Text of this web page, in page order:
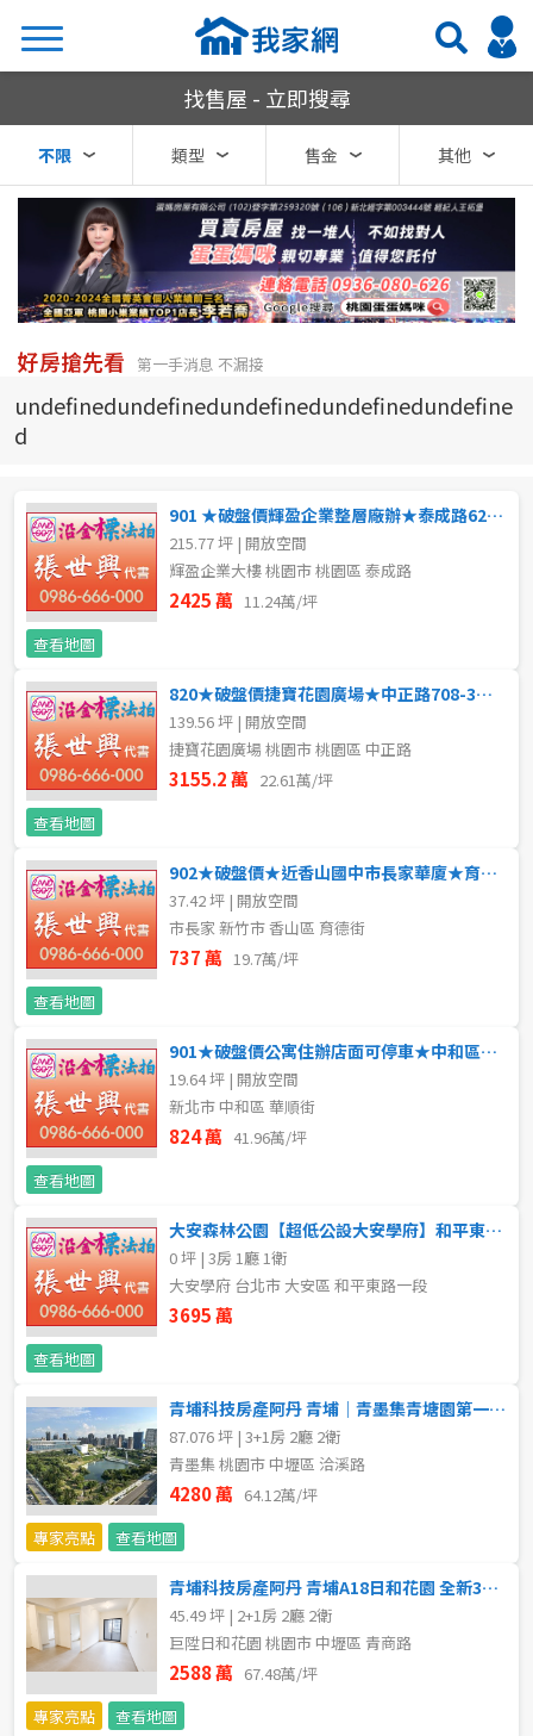
熱門關鍵字
不限
基隆市
新北市
宜蘭縣
新竹市
新竹縣
台中市
彰化縣
南投縣
雲林縣
嘉義市
嘉義縣
高雄市
澎湖縣
台東縣
花蓮縣
金門連江
不限
類型(可複選)
不拘 公寓 電梯大樓 套房
別墅 透天厝 樓中樓
農舍
廠辦 倉庫 土地 其他
坪數
不拘
20~30 坪
40~50 坪
60~70 坪
80坪以上
~
樓層
不拘
地下室
1樓
3樓 4樓
5~10樓 11~20樓
21樓以上
我家網房屋買賣
找售屋 - 立即搜尋
不限 類型 售金 其他
好房搶先看 第一手消息 不漏接
undefinedundefinedundefinedundefinedundefine
d
901 ★破盤價輝盈企業整層廠辦★泰成路62巷33-3號4樓
215.77 坪 | 開放空間
輝盈企業大樓 桃園市 桃園區 泰成路
2425 萬 11.24萬/坪
查看地圖
820★破盤價捷寶花園廣場★中正路708-3號11,12樓
139.56 坪 | 開放空間
捷寶花園廣場 桃園市 桃園區 中正路
3155.2 萬 22.61萬/坪
查看地圖
902★破盤價★近香山國中市長家華廈★育德街70號4樓-2
37.42 坪 | 開放空間
市長家 新竹市 香山區 育德街
737 萬 19.7萬/坪
查看地圖
901★破盤價公寓住辦店面可停車★中和區華順街43號1樓
19.64 坪 | 開放空間
新北市 中和區 華順街
824 萬 41.96萬/坪
查看地圖
大安森林公園【超低公設大安學府】和平東路一段202號5樓
0 坪 | 3房 1廳 1衛
大安學府 台北市 大安區 和平東路一段
3695 萬
查看地圖
青埔科技房產阿丹 青埔｜青墨集青塘園第一排景觀宅3+1房雙車
87.076 坪 | 3+1房 2廳 2衛
青墨集 桃園市 中壢區 洽溪路
4280 萬 64.12萬/坪
專家亮點
查看地圖
青埔科技房產阿丹 青埔A18日和花園 全新3改2房車位
45.49 坪 | 2+1房 2廳 2衛
巨陞日和花園 桃園市 中壢區 青商路
2588 萬 67.48萬/坪
專家亮點
查看地圖